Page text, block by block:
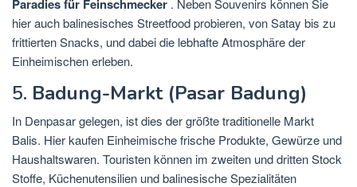
Paradies für Feinschmecker . Neben Souvenirs können Sie
hier auch balinesisches Streetfood probieren, von Satay bis zu
frittierten Snacks, und dabei die lebhafte Atmosphäre der
Einheimischen erleben.
5. Badung-Markt (Pasar Badung)
In Denpasar gelegen, ist dies der größte traditionelle Markt
Balis. Hier kaufen Einheimische frische Produkte, Gewürze und
Haushaltswaren. Touristen können im zweiten und dritten Stock
Stoffe, Küchenutensilien und balinesische Spezialitäten